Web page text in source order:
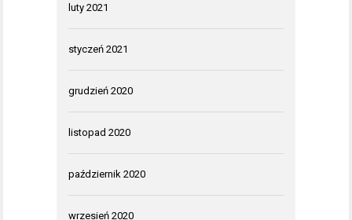
luty 2021
styczeń 2021
grudzień 2020
listopad 2020
październik 2020
wrzesień 2020